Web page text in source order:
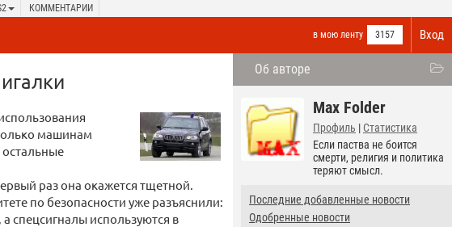
КОММЕНТАРИИ
Вход
в мою ленту 3157
Об авторе
Max Folder
Профиль | Статистика
Если паства не боится
смерти, религия и политика
теряют смысл.
Последние добавленные новости
Одобренные новости
машинам
раз она окажется тщетной.
по безопасности уже разъяснили:
используются в